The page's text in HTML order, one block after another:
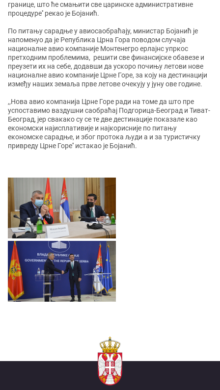
границе, што ће смањити све царинске административне
процедуре'' рекао је Бојанић.
По питању сарадње у авиосаобраћају, министар Бојанић је
напоменуо да је Република Црна Гора поводом случаја
националне авио компаније Монтенегро ерлајнс упркос
претходним проблемима, решити све финансијске обавезе и
преузети их на себе, додавши да ускоро почињу летови нове
националне авио компаније Црне Горе, за коју на дестинацији
између наших земаља прве летове очекују у јуну ове године.
,,Нова авио компанија Црне Горе ради на томе да што пре
успоставимо ваздушни саобраћај Подгорица-Београд и Тиват-
Београд, јер свакако су се те две дестинације показале као
економски најисплативије и најкорисније по питању
економске сарадње, и због протока људи а и за туристичку
привреду Црне Горе'' истакао је Бојанић.